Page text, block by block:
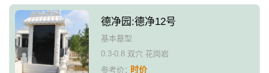
德净园:德净12号
基本墓型
0.3-0.8 双穴 花岗岩
参考价：时价